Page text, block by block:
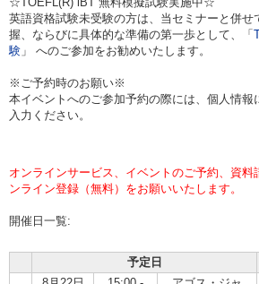
英語資格試験未受験の方は、当セミナーと併せ
握、ならびに具体的な準備の第一歩として、「
験 」 へのご参加をお勧めいたします。
※ご予約時のお願い※
本イベントへのご参加予約の際には、個人情報
入力ください。
オンラインサービス、イベントのご予約、資料
ンライン登録（無料）をお願いいたします。
開催日一覧:
予定日